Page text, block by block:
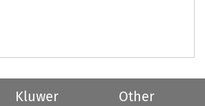
Kluwer
Other